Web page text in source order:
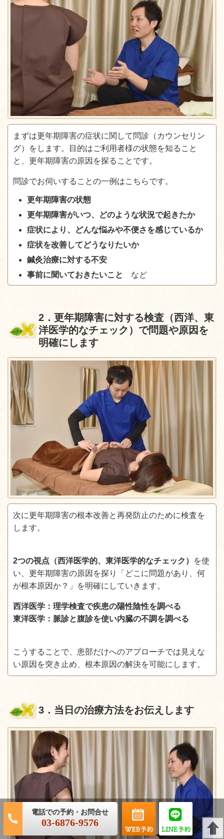
03-6876-9576
まずは更年期障害の症状に関して問診（カウンセリン
グ）をします。目的はご利用者様の状態を知ること
と、更年期障害の原因を探ることです。
問診でお伺いすることの一例はこちらです。
更年期障害の状態
更年期障害がいつ、どのような状況で起きたか
症状により、どんな悩みや不便さを感じているか
症状を改善してどうなりたいか
鍼灸治療に対する不安
事前に聞いておきたいこと
など
2 ．更年期障害に対する検査（西洋、東
洋医学的なチェック）で問題や原因を
明確にします
次に更年期障害の根本改善と再発防止のために検査を
します。
2つの視点（西洋医学的、東洋医学的なチェック）
を使
い、更年期障害の原因を探り「どこに問題があり、何
が根本原因か？」を明確にしていきます。
西洋医学：理学検査で疾患の陽性陰性を調べる
東洋医学：脈診と腹診を使い内臓の不調を調べる
こうすることで、患部だけへのアプローチでは見えな
い原因を突き止め、根本原因の解決を可能にします。
3 ．当日の治療方法をお伝えします